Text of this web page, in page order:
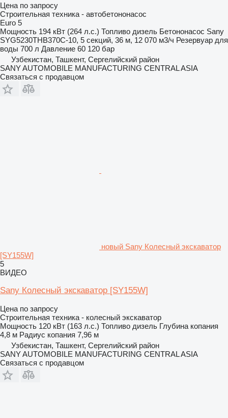
Цена по запросу
Строительная техника - автобетононасос
Euro 5
Мощность 194 кВт (264 л.с.) Топливо дизель Бетононасос Sany
SYG5230THB370C-10, 5 секций, 36 м, 12 070 м3/ч Резервуар для
воды 700 л Давление 60 120 бар
Узбекистан, Ташкент, Сергелийский район
SANY AUTOMOBILE MANUFACTURING CENTRAL ASIA
Связаться с продавцом
новый Sany Колесный экскаватор
[SY155W]
5
ВИДЕО
Sany Колесный экскаватор [SY155W]
Цена по запросу
Строительная техника - колесный экскаватор
Мощность 120 кВт (163 л.с.) Топливо дизель Глубина копания
4,8 м Радиус копания 7,96 м
Узбекистан, Ташкент, Сергелийский район
SANY AUTOMOBILE MANUFACTURING CENTRAL ASIA
Связаться с продавцом